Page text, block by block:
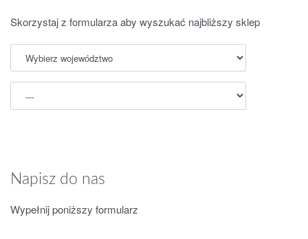
Skorzystaj z formularza aby wyszukać najbliższy sklep
Napisz do nas
Wypełnij poniższy formularz